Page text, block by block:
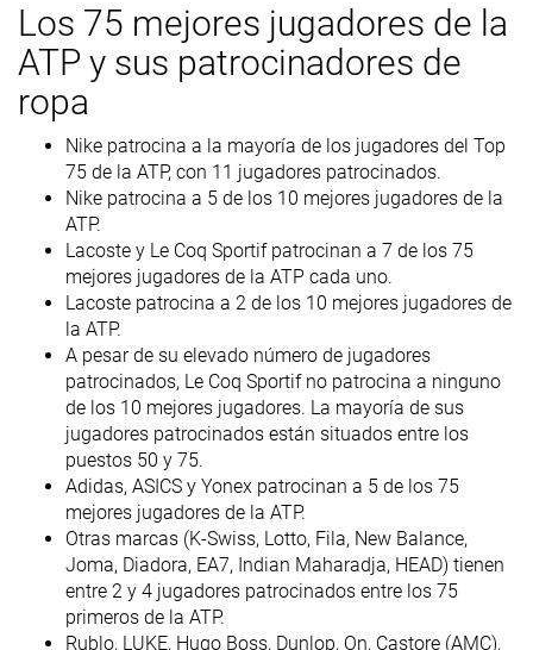
Los 75 mejores jugadores de la
ATP y sus patrocinadores de
ropa
Nike patrocina a la mayoría de los jugadores del Top
75 de la ATP, con 11 jugadores patrocinados.
Nike patrocina a 5 de los 10 mejores jugadores de la
ATP.
Lacoste y Le Coq Sportif patrocinan a 7 de los 75
mejores jugadores de la ATP cada uno.
Lacoste patrocina a 2 de los 10 mejores jugadores de
la ATP.
A pesar de su elevado número de jugadores
patrocinados, Le Coq Sportif no patrocina a ninguno
de los 10 mejores jugadores. La mayoría de sus
jugadores patrocinados están situados entre los
puestos 50 y 75.
Adidas, ASICS y Yonex patrocinan a 5 de los 75
mejores jugadores de la ATP.
Otras marcas (K-Swiss, Lotto, Fila, New Balance,
Joma, Diadora, EA7, Indian Maharadja, HEAD) tienen
entre 2 y 4 jugadores patrocinados entre los 75
primeros de la ATP.
Rublo, LUKE, Hugo Boss, Dunlop, On, Castore (AMC),